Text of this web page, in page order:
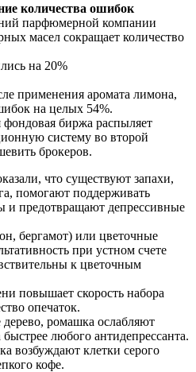
количества ошибок
парфюмерной компании
масел сокращает количество
на 20%
применения аромата лимона,
на целых 54%.
фондовая биржа распыляет
систему во второй
брокеров.
что существуют запахи,
помогают поддерживать
и предотвращают депрессивные
бергамот) или цветочные
при устном счете
к цветочным
повышает скорость набора
опечаток.
ромашка ослабляют
любого антидепрессанта.
возбуждают клетки серого
кофе.